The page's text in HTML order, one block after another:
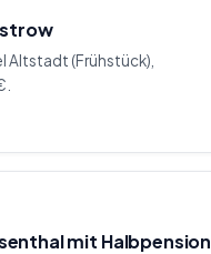
Altstadt (Frühstück),
mit Halbpension